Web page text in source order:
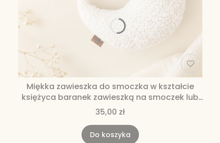
Miękka zawieszka do smoczka w kształcie
księżyca baranek zawieszką na smoczek lub
gryzak miękka zawieszka
35,00 zł
Do koszyka